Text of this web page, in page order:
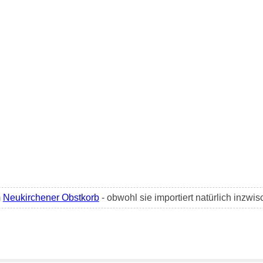
Neukirchener Obstkorb- obwohl sie importiert natürlich